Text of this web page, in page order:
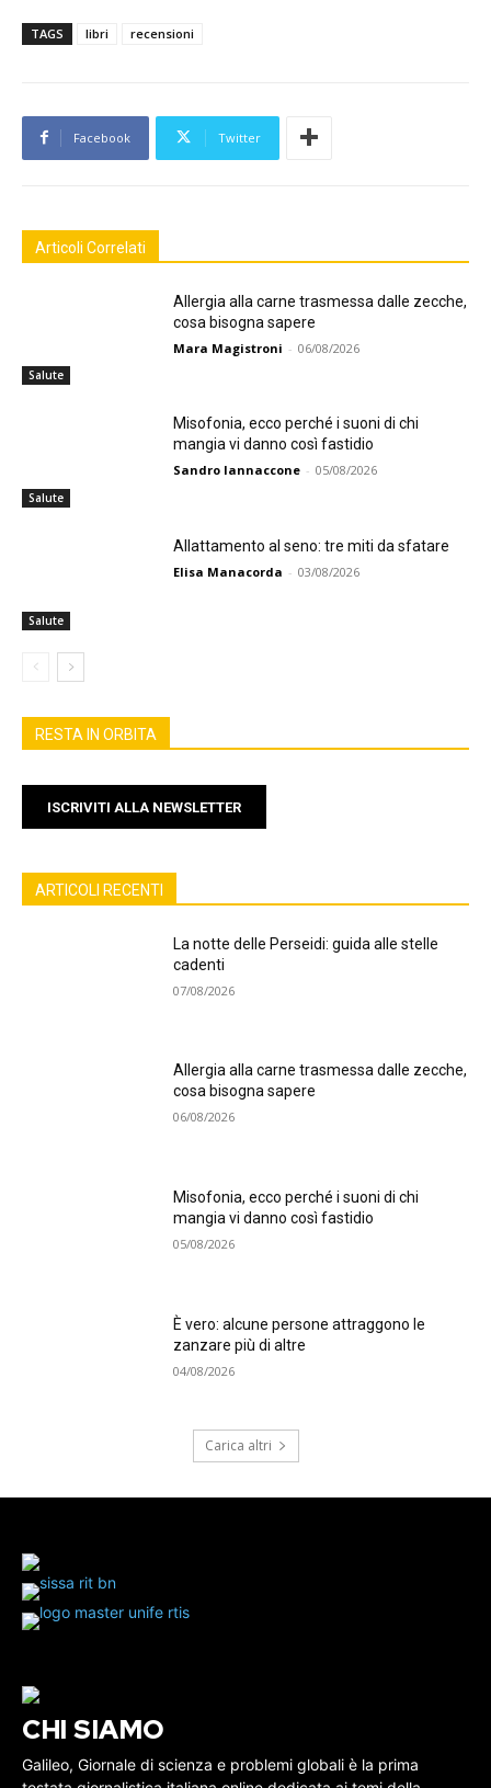
TAGS libri recensioni
Facebook Twitter
Articoli Correlati
Salute
Allergia alla carne trasmessa dalle zecche,
cosa bisogna sapere
Mara Magistroni - 06/08/2026
Salute
Misofonia, ecco perché i suoni di chi
mangia vi danno così fastidio
Sandro Iannaccone - 05/08/2026
Salute
Allattamento al seno: tre miti da sfatare
Elisa Manacorda - 03/08/2026
RESTA IN ORBITA
ISCRIVITI ALLA NEWSLETTER
ARTICOLI RECENTI
La notte delle Perseidi: guida alle stelle
cadenti
07/08/2026
Allergia alla carne trasmessa dalle zecche,
cosa bisogna sapere
06/08/2026
Misofonia, ecco perché i suoni di chi
mangia vi danno così fastidio
05/08/2026
È vero: alcune persone attraggono le
zanzare più di altre
04/08/2026
Carica altri
CHI SIAMO
Galileo, Giornale di scienza e problemi globali è la prima